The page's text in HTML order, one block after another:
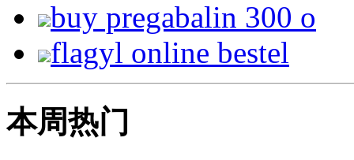
buy pregabalin 300 o
flagyl online bestel
本周热门